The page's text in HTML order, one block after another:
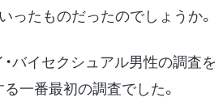
ったものだったのでしょうか。
バイセクシュアル男性の調査を
一番最初の調査でした。